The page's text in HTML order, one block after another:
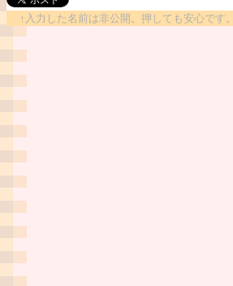
↑入力した名前は非公開。押しても安心です。